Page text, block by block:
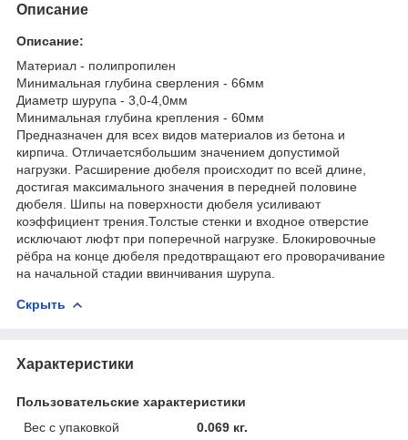
Описание
Описание:
Материал - полипропилен
Минимальная глубина сверления - 66мм
Диаметр шурупа - 3,0-4,0мм
Минимальная глубина крепления - 60мм
Предназначен для всех видов материалов из бетона и
кирпича. Отличаетсябольшим значением допустимой
нагрузки. Расширение дюбеля происходит по всей длине,
достигая максимального значения в передней половине
дюбеля. Шипы на поверхности дюбеля усиливают
коэффициент трения.Толстые стенки и входное отверстие
исключают люфт при поперечной нагрузке. Блокировочные
рёбра на конце дюбеля предотвращают его проворачивание
на начальной стадии ввинчивания шурупа.
Скрыть
Характеристики
Пользовательские характеристики
Вес с упаковкой
0.069 кг.